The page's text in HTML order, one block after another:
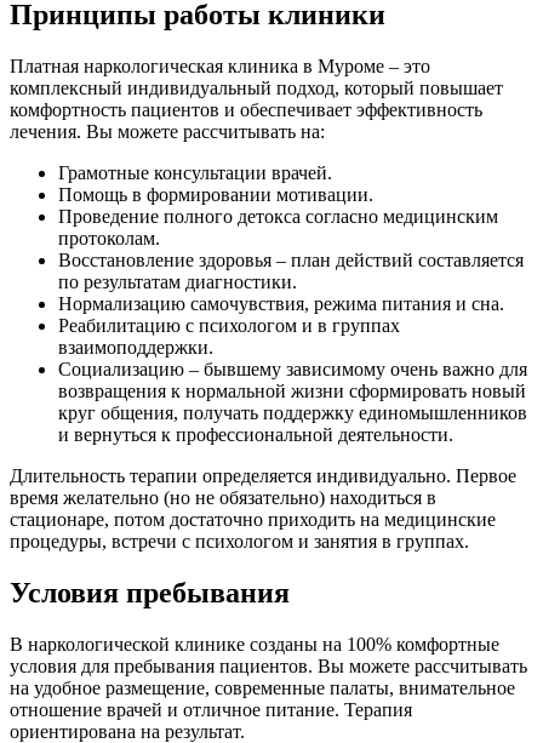
Принципы работы клиники
Платная наркологическая клиника в Муроме – это
комплексный индивидуальный подход, который повышает
комфортность пациентов и обеспечивает эффективность
лечения. Вы можете рассчитывать на:
Грамотные консультации врачей.
Помощь в формировании мотивации.
Проведение полного детокса согласно медицинским
протоколам.
Восстановление здоровья – план действий составляется
по результатам диагностики.
Нормализацию самочувствия, режима питания и сна.
Реабилитацию с психологом и в группах
взаимоподдержки.
Социализацию – бывшему зависимому очень важно для
возвращения к нормальной жизни сформировать новый
круг общения, получать поддержку единомышленников
и вернуться к профессиональной деятельности.
Длительность терапии определяется индивидуально. Первое
время желательно (но не обязательно) находиться в
стационаре, потом достаточно приходить на медицинские
процедуры, встречи с психологом и занятия в группах.
Условия пребывания
В наркологической клинике созданы на 100% комфортные
условия для пребывания пациентов. Вы можете рассчитывать
на удобное размещение, современные палаты, внимательное
отношение врачей и отличное питание. Терапия
ориентирована на результат.